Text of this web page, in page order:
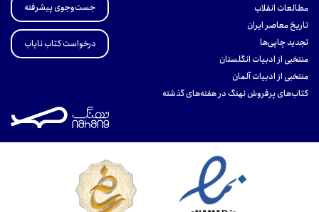
مطالعات انقلاب
تاریخ معاصر ایران
تجدید چاپی‌ها
منتخبی از ادبیات انگلستان
منتخبی از ادبیات آلمان
کتاب‌های پرفروش نهنگ در هفته‌های گذشته
جست‌وجوی پیشرفته
درخواست کتاب نایاب